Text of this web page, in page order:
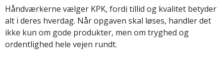
Håndværkerne vælger KPK, fordi tillid og kvalitet betyder
alt i deres hverdag. Når opgaven skal løses, handler det
ikke kun om gode produkter, men om tryghed og
ordentlighed hele vejen rundt.